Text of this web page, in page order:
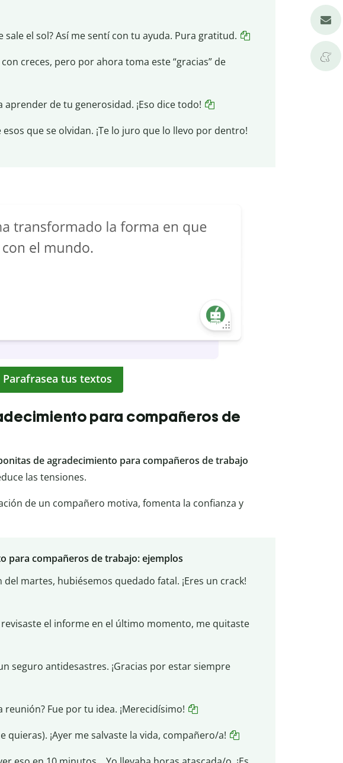
sale el sol? Así me sentí con tu ayuda. Pura gratitud.
creces, pero por ahora toma este “gracias” de
de tu generosidad. ¡Eso dice todo!
que se olvidan. ¡Te lo juro que lo llevo por dentro!
Parafrasea tus textos
para compañeros de
de agradecimiento para compañeros de trabajo
las tensiones.
de un compañero motiva, fomenta la confianza y
para compañeros de trabajo: ejemplos
martes, hubiésemos quedado fatal. ¡Eres un crack!
el informe en el último momento, me quitaste
seguro antidesastres. ¡Gracias por estar siempre
Fue por tu idea. ¡Merecidísimo!
quieras). ¡Ayer me salvaste la vida, compañero/a!